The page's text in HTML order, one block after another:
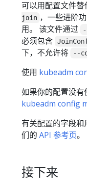
可以用配置文件
join ，一些进阶
用。 该文件通过
必须包含
下，不允许将
--
使用 kubeadm
如果你的配置没有
kubeadm config
有关配置的字段
们的 API 参考页。
接下来